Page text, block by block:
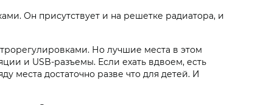
Он присутствует и на решетке радиатора, и
Но лучшие места в этом
и USB-разъемы. Если ехать вдвоем, есть
места достаточно разве что для детей. И